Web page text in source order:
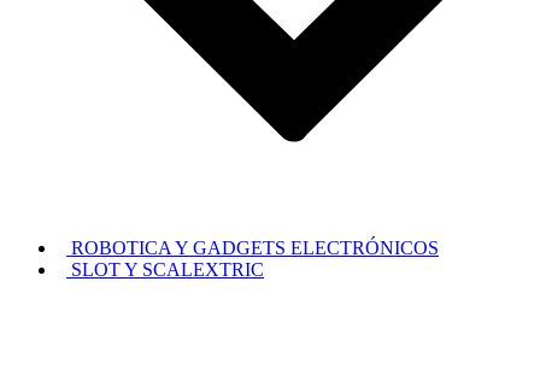
ROBOTICA Y GADGETS ELECTRÓNICOS
SLOT Y SCALEXTRIC